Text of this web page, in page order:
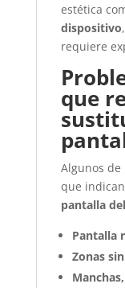
estética
dispositivo
requiere
que
Algunos de
que
pantalla
Pantalla
Zonas